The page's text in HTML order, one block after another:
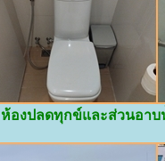
องปลดทุกข์และส่วนอาบ